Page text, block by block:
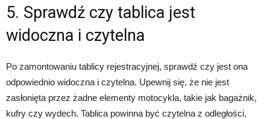
5. Sprawdź czy tablica jest
widoczna i czytelna
Po zamontowaniu tablicy rejestracyjnej, sprawdź czy jest ona
odpowiednio widoczna i czytelna. Upewnij się, że nie jest
zasłonięta przez żadne elementy motocykla, takie jak bagażnik,
kufry czy wydech. Tablica powinna być czytelna z odległości,